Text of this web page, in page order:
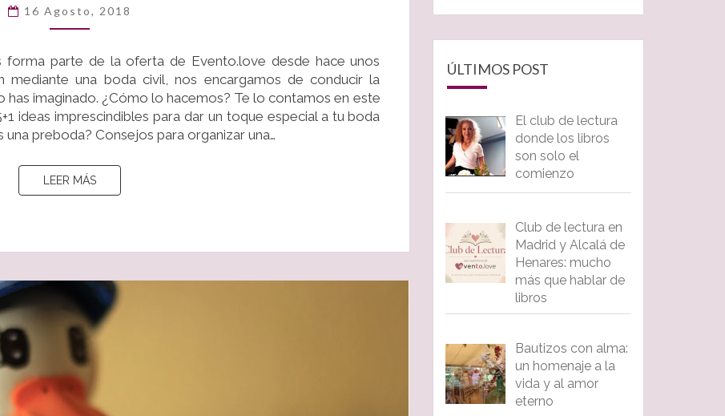
OFICIANTE
DE
DE
EVENTO.LOVE?
16 Agosto, 2018
forma parte de la oferta de Evento.love desde hace unos
mediante una boda civil, nos encargamos de conducir la
imaginado. ¿Cómo lo hacemos? Te lo contamos en este
ideas imprescindibles para dar un toque especial a tu boda
preboda? Consejos para organizar una…
LEER MÁSLEER MÁS
ÚLTIMOS POST
El club de lectura
donde los libros
son solo el
comienzo
Club de lectura en
Madrid y Alcalá de
Henares: mucho
más que hablar de
libros
Bautizos con alma:
un homenaje a la
vida y al amor
eterno